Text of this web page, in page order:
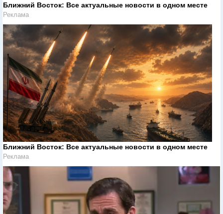
Ближний Восток: Все актуальные новости в одном месте
Реклама
Ближний Восток: Все актуальные новости в одном месте
Реклама